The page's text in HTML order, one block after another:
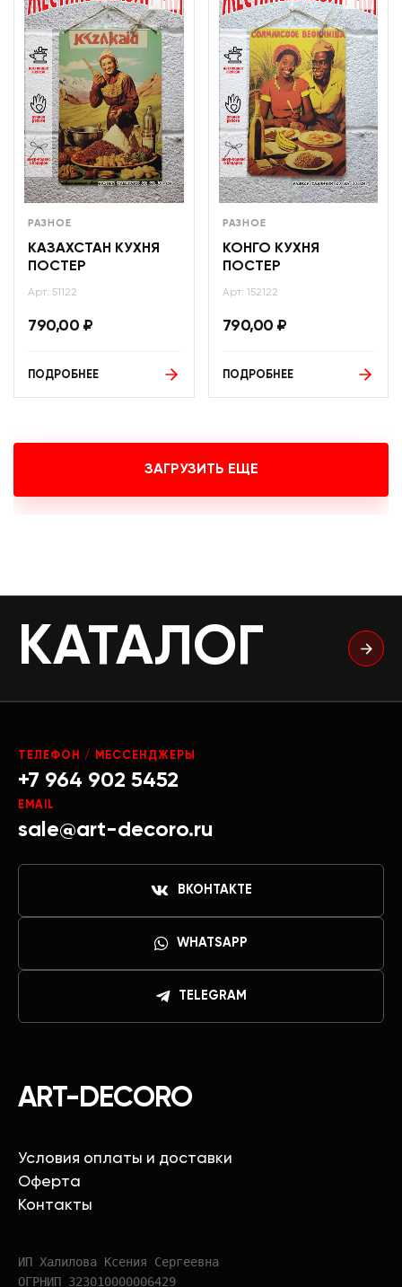
РАЗНОЕ
КАЗАХСТАН КУХНЯ
ПОСТЕР
Арт: 51122
790,00 ₽
ПОДРОБНЕЕ
РАЗНОЕ
КОНГО КУХНЯ
ПОСТЕР
Арт: 152122
790,00 ₽
ПОДРОБНЕЕ
ЗАГРУЗИТЬ ЕЩЕ
КАТАЛОГ
ART-DECORO
Условия оплаты и доставки
Оферта
Контакты
ИП Халилова Ксения Сергеевна
ОГРНИП 323010000006429
ТЕЛЕФОН / МЕССЕНДЖЕРЫ
+7 964 902 5452
EMAIL
sale@art-decoro.ru
ВКОНТАКТЕ
WHATSAPP
TELEGRAM